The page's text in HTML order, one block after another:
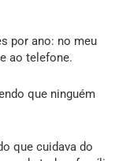
por ano: no meu
ao telefone.
que ninguém
que cuidava do